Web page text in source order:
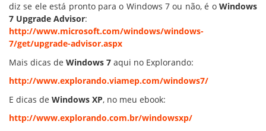
diz se ele está pronto para o Windows 7 ou não, é o Windows
7 Upgrade Advisor:
http://www.microsoft.com/windows/windows-
7/get/upgrade-advisor.aspx
Mais dicas de Windows 7 aqui no Explorando:
http://www.explorando.viamep.com/windows7/
E dicas de Windows XP, no meu ebook:
http://www.explorando.com.br/windowsxp/